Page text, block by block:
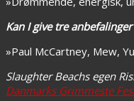
Kan I give tre
»Paul McCartney, Mew,
Slaughter Beachs egen
Danmarks Grimmeste